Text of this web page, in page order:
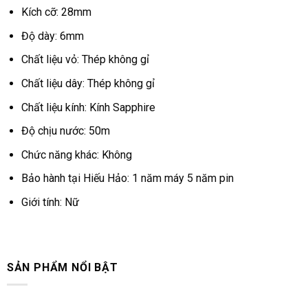
Kích cỡ: 28mm
Độ dày: 6mm
Chất liệu vỏ: Thép không gỉ
Chất liệu dây: Thép không gỉ
Chất liệu kính: Kính Sapphire
Độ chịu nước: 50m
Chức năng khác: Không
Bảo hành tại Hiếu Hảo: 1 năm máy 5 năm pin
Giới tính: Nữ
SẢN PHẨM NỔI BẬT